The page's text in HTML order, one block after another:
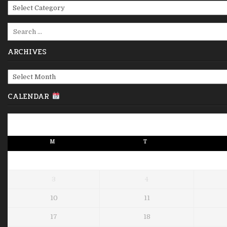
Categories
ARCHIVES
Archives
CALENDAR
M T
3 4
10 11
17 18